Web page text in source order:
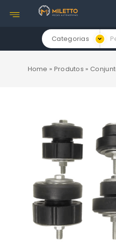
Categorias
Home » Produtos »